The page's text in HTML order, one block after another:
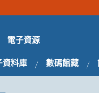
電子資源
資料庫 數碼館藏